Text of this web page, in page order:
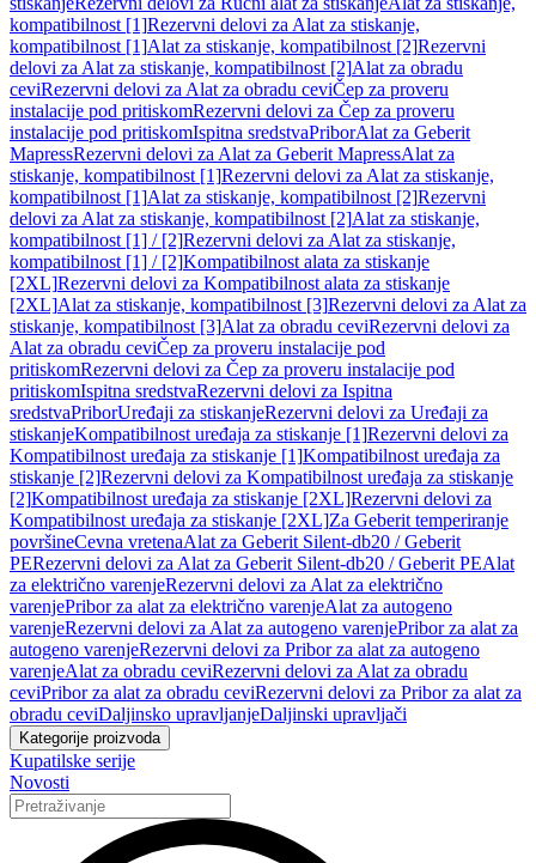
kompatibilnost [1]Rezervni delovi za Alat za stiskanje,
kompatibilnost [1]Alat za stiskanje, kompatibilnost [2]Rezervni
delovi za Alat za stiskanje, kompatibilnost [2]Alat za obradu
ceviRezervni delovi za Alat za obradu ceviČep za proveru
instalacije pod pritiskomRezervni delovi za Čep za proveru
instalacije pod pritiskomIspitna sredstvaPriborAlat za Geberit
MapressRezervni delovi za Alat za Geberit MapressAlat za
stiskanje, kompatibilnost [1]Rezervni delovi za Alat za stiskanje,
kompatibilnost [1]Alat za stiskanje, kompatibilnost [2]Rezervni
delovi za Alat za stiskanje, kompatibilnost [2]Alat za stiskanje,
kompatibilnost [1] / [2]Rezervni delovi za Alat za stiskanje,
kompatibilnost [1] / [2]Kompatibilnost alata za stiskanje
[2XL]Rezervni delovi za Kompatibilnost alata za stiskanje
[2XL]Alat za stiskanje, kompatibilnost [3]Rezervni delovi za Alat za
stiskanje, kompatibilnost [3]Alat za obradu ceviRezervni delovi za
Alat za obradu ceviČep za proveru instalacije pod
pritiskomRezervni delovi za Čep za proveru instalacije pod
pritiskomIspitna sredstvaRezervni delovi za Ispitna
sredstvaPriborUređaji za stiskanjeRezervni delovi za Uređaji za
stiskanjeKompatibilnost uređaja za stiskanje [1]Rezervni delovi za
Kompatibilnost uređaja za stiskanje [1]Kompatibilnost uređaja za
stiskanje [2]Rezervni delovi za Kompatibilnost uređaja za stiskanje
[2]Kompatibilnost uređaja za stiskanje [2XL]Rezervni delovi za
Kompatibilnost uređaja za stiskanje [2XL]Za Geberit temperiranje
površineCevna vretenaAlat za Geberit Silent-db20 / Geberit
PERezervni delovi za Alat za Geberit Silent-db20 / Geberit PEAlat
za električno varenjeRezervni delovi za Alat za električno
varenjePribor za alat za električno varenjeAlat za autogeno
varenjeRezervni delovi za Alat za autogeno varenjePribor za alat za
autogeno varenjeRezervni delovi za Pribor za alat za autogeno
varenjeAlat za obradu ceviRezervni delovi za Alat za obradu
ceviPribor za alat za obradu ceviRezervni delovi za Pribor za alat za
obradu ceviDaljinsko upravljanjeDaljinski upravljači
Kategorije proizvoda
Kupatilske serije
Novosti